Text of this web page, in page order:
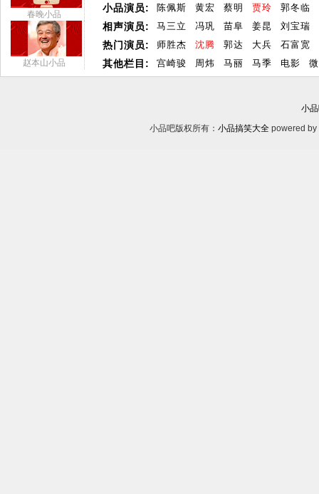
春晚小品
赵本山小品
小品演员:
相声演员:
热门演员:
其他栏目:
陈佩斯 黄宏 蔡明 贾玲
郭冬临
马三立
冯巩 苗阜 姜昆
刘宝瑞
师胜杰
沈腾 郭达 大兵
石富宽
宫崎骏
周炜 马丽 马季 电影
小
小品吧版权所有： 小品搞笑大全 powered by